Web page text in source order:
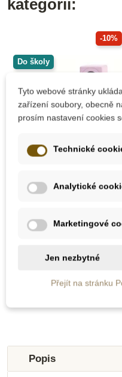
kategorii:
-10%
Do školy
PlanToys Smyslové
Popis
Tyto webové stránky
zařízení soubory, obecně
prosím nastavení cookies
Technické
Analytické
Marketingové
Jen nezbytné
Přejít na stránku